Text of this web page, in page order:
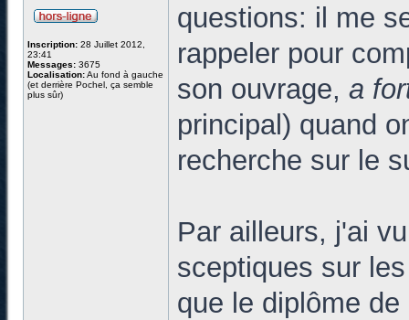
Inscription: 28 Juillet 2012,
23:41
Messages: 3675
Localisation:Au fond à gauche
(et derrière Pochel, ça semble
plus sûr)
questions: il me
rappeler pour
son ouvrage, a
principal) quand
recherche sur le
Par ailleurs, j'ai
sceptiques sur
que le diplôme